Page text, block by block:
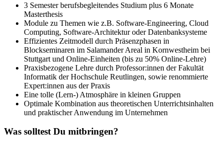
3 Semester berufsbegleitendes Studium plus 6 Monate
Masterthesis
Module zu Themen wie z.B. Software-Engineering, Cloud
Computing, Software-Architektur oder Datenbanksysteme
Effizientes Zeitmodell durch Präsenzphasen in
Blockseminaren im Salamander Areal in Kornwestheim bei
Stuttgart und Online-Einheiten (bis zu 50% Online-Lehre)
Praxisbezogene Lehre durch Professor:innen der Fakultät
Informatik der Hochschule Reutlingen, sowie renommierte
Expert:innen aus der Praxis
Eine tolle (Lern-) Atmosphäre in kleinen Gruppen
Optimale Kombination aus theoretischen Unterrichtsinhalten
und praktischer Anwendung im Unternehmen
Was solltest Du mitbringen?